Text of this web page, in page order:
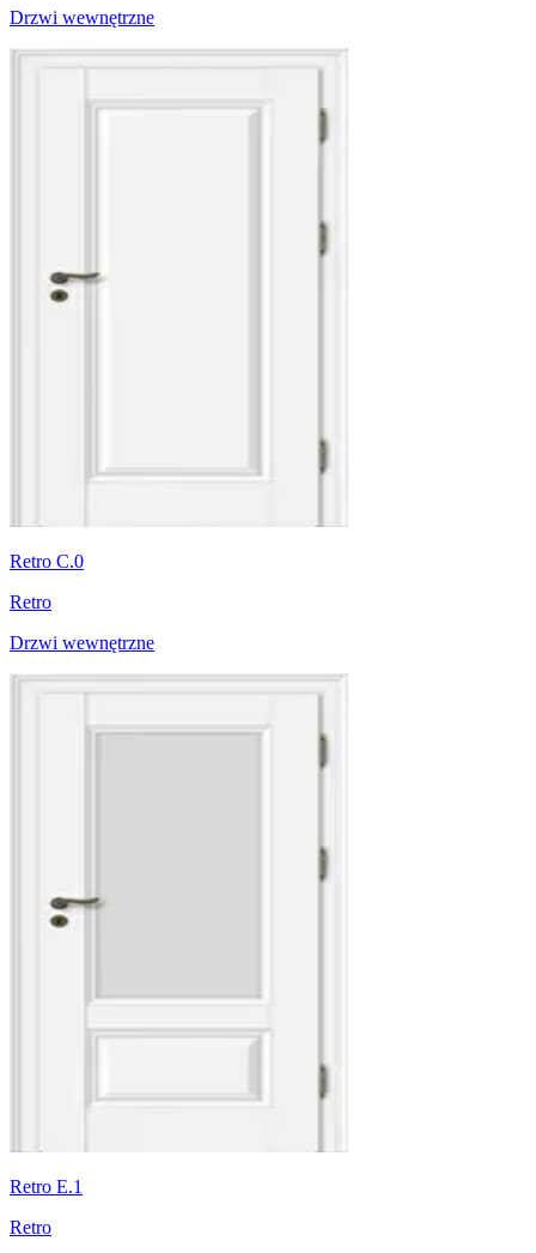
Drzwi wewnętrzne
Retro C.0
Retro
Drzwi wewnętrzne
Retro E.1
Retro